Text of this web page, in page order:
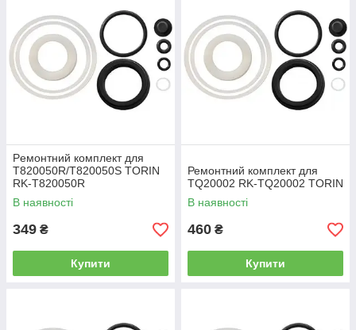
Peмoнтний комплект для
T820050R/T820050S TORIN
RK-T820050R
В наявності
349 ₴
Купити
Ремонтний комплект для
TQ20002 RK-TQ20002 TORIN
В наявності
460 ₴
Купити